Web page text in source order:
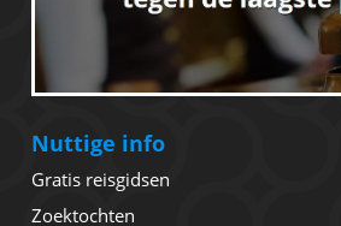
Nuttige info
Gratis reisgidsen
Zoektochten